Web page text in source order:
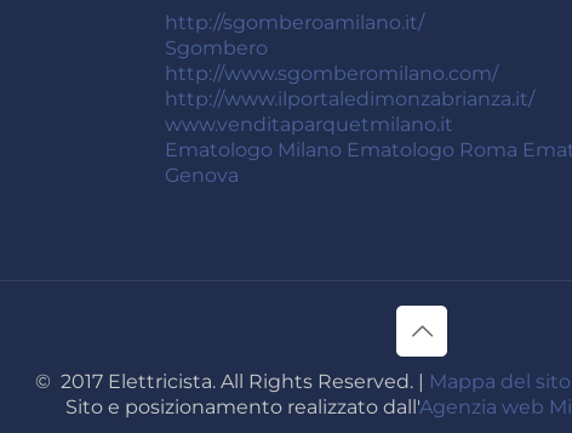
http://sgomberoamilano.it/
Sgombero
http://www.sgomberomilano.com/
http://www.ilportaledimonzabrianza.it/
www.venditaparquetmilano.it
Ematologo Milano Ematologo Roma
Genova
© 2017 Elettricista. All Rights Reserved. | Mappa del sito
Sito e posizionamento realizzato dall'Agenzia web